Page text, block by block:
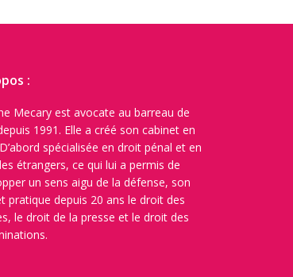
:
Mecary est avocate au barreau de
1991. Elle a créé son cabinet en
spécialisée en droit pénal et en
étrangers, ce qui lui a permis de
un sens aigu de la défense, son
pratique depuis 20 ans le droit des
le droit de la presse et le droit des